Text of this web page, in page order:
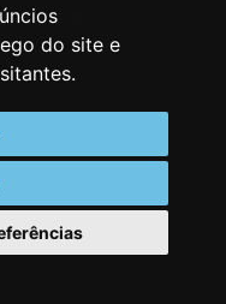
do site e